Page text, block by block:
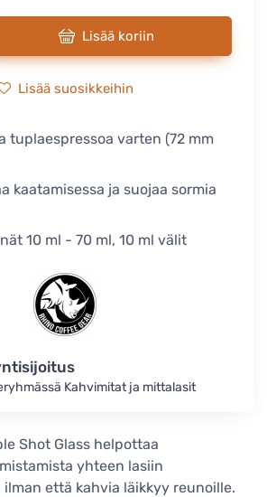
Lisää koriin
Lisää suosikkeihin
tuplaespressoa varten (72 mm
kaatamisessa ja suojaa sormia
10 ml - 70 ml, 10 ml välit
Kahvimitat ja mittalasit
Shot Glass helpottaa
yhteen lasiin
ilman että kahvia läikkyy reunoille.